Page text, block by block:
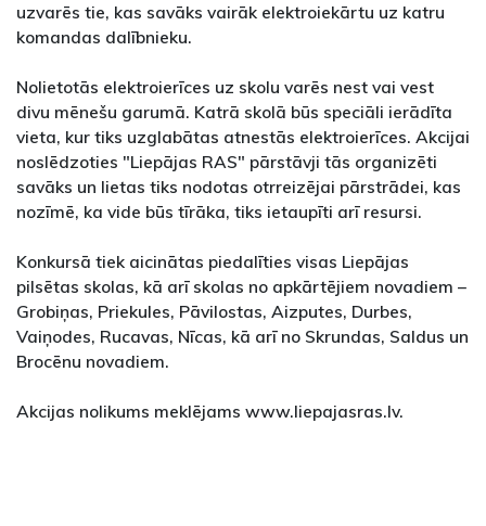
uzvarēs tie, kas savāks vairāk elektroiekārtu uz katru
komandas dalībnieku.
Nolietotās elektroierīces uz skolu varēs nest vai vest
divu mēnešu garumā. Katrā skolā būs speciāli ierādīta
vieta, kur tiks uzglabātas atnestās elektroierīces. Akcijai
noslēdzoties "Liepājas RAS" pārstāvji tās organizēti
savāks un lietas tiks nodotas otrreizējai pārstrādei, kas
nozīmē, ka vide būs tīrāka, tiks ietaupīti arī resursi.
Konkursā tiek aicinātas piedalīties visas Liepājas
pilsētas skolas, kā arī skolas no apkārtējiem novadiem –
Grobiņas, Priekules, Pāvilostas, Aizputes, Durbes,
Vaiņodes, Rucavas, Nīcas, kā arī no Skrundas, Saldus un
Brocēnu novadiem.
Akcijas nolikums meklējams www.liepajasras.lv.